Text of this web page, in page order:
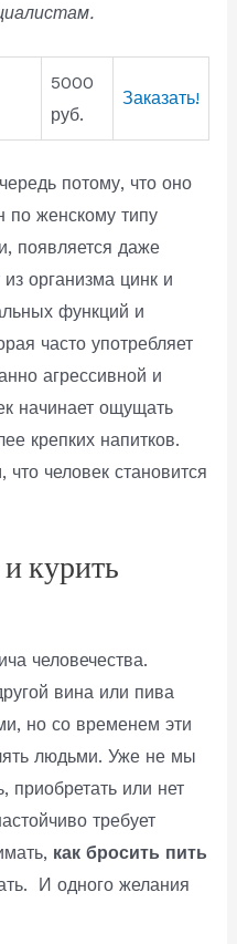
5000
руб.
Заказать!
потому, что оно
по женскому типу
появляется даже
организма цинк и
функций и
часто употребляет
агрессивной и
начинает ощущать
крепких напитков.
человек становится
курить
человечества.
вина или пива
но со временем эти
людьми. Уже не мы
приобретать или нет
требует
как бросить пить
И одного желания